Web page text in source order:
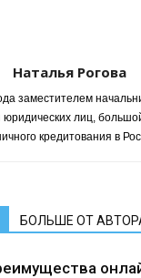
Наталья Рогова
заместителем
юридических лиц,
кредитования в
БОЛЬШЕ ОТ